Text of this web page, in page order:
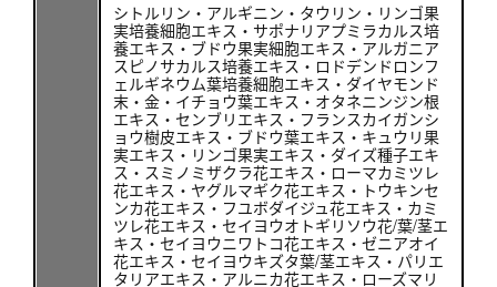
シトルリン・アルギニン・タウリン・リンゴ果
実培養細胞エキス・サポナリアプミラカルス培
養エキス・ブドウ果実細胞エキス・アルガニア
スピノサカルス培養エキス・ロドデンドロンフ
ェルギネウム葉培養細胞エキス・ダイヤモンド
末・金・イチョウ葉エキス・オタネニンジン根
エキス・センブリエキス・フランスカイガンシ
ョウ樹皮エキス・ブドウ葉エキス・キュウリ果
実エキス・リンゴ果実エキス・ダイズ種子エキ
ス・スミノミザクラ花エキス・ローマカミツレ
花エキス・ヤグルマギク花エキス・トウキンセ
ンカ花エキス・フユボダイジュ花エキス・カミ
ツレ花エキス・セイヨウオトギリソウ花/葉/茎エ
キス・セイヨウニワトコ花エキス・ゼニアオイ
花エキス・セイヨウキズタ葉/茎エキス・パリエ
タリアエキス・アルニカ花エキス・ローズマリ